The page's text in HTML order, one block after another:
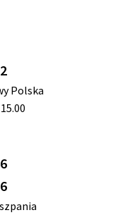
Polska